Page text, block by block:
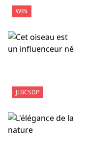
WIN
JLBCSDP